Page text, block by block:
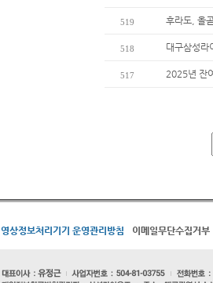
519 후라도, 올
518 대구삼성라
517 2025년 잔
영상정보처리기기 운영관리방침 이메일무단수집거부